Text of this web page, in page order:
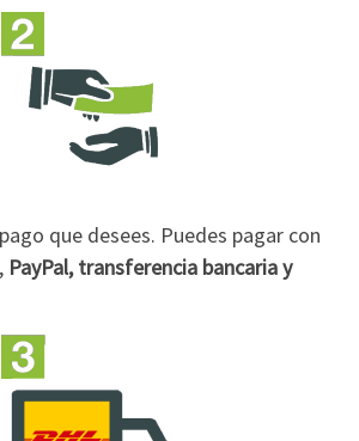
que desees. Puedes pagar con
PayPal, transferencia bancaria y